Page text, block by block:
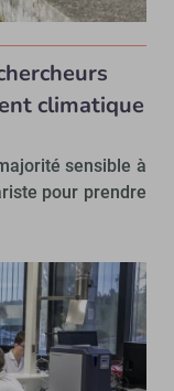
climatique
sensible à
pour prendre